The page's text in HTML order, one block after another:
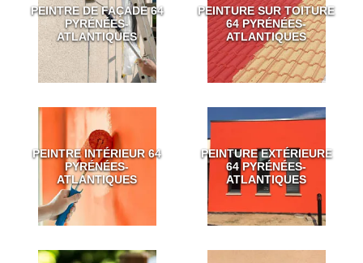
PEINTRE DE FAÇADE 64
PYRÉNÉES-
ATLANTIQUES
PEINTURE SUR TOITURE
64 PYRÉNÉES-
ATLANTIQUES
PEINTRE INTÉRIEUR 64
PYRÉNÉES-
ATLANTIQUES
PEINTURE EXTÉRIEURE
64 PYRÉNÉES-
ATLANTIQUES